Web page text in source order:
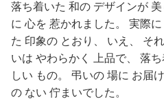
落ち着いた 和の デザインが
に 心を 惹かれました。 実際
た 印象の とおり、 いえ、 そ
いは やわらかく 上品で、 落
しい もの。 弔いの 場に お届
の ない 佇まいでした。